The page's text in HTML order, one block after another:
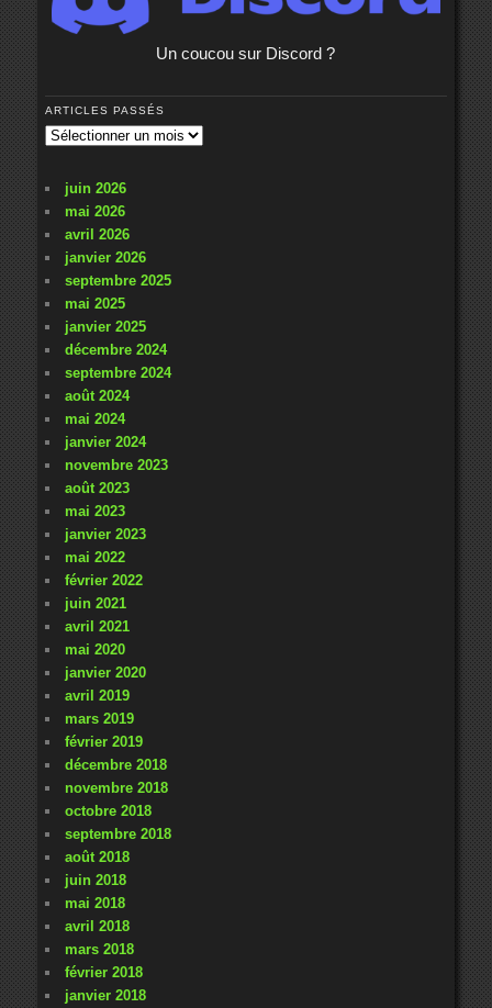
Un coucou sur Discord ?
ARTICLES PASSÉS
Articles
juin 2026
mai 2026
avril 2026
janvier 2026
septembre 2025
mai 2025
janvier 2025
décembre 2024
septembre 2024
août 2024
mai 2024
janvier 2024
novembre 2023
août 2023
mai 2023
janvier 2023
mai 2022
février 2022
juin 2021
avril 2021
mai 2020
janvier 2020
avril 2019
mars 2019
février 2019
décembre 2018
novembre 2018
octobre 2018
septembre 2018
août 2018
juin 2018
mai 2018
avril 2018
mars 2018
février 2018
janvier 2018